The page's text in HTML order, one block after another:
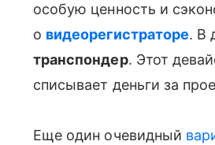
особую ценность и
о видеорегистраторе. В
транспондер. Этот
списывает деньги за
Еще один очевидный